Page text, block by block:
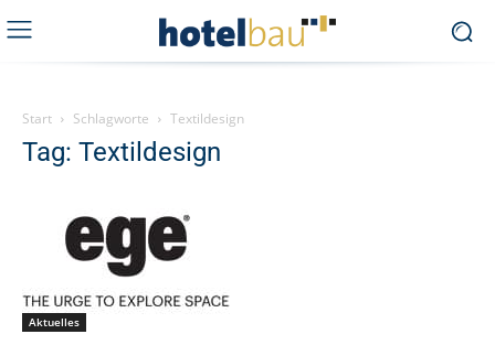
Start Schlagworte Textildesign
Tag: Textildesign
Aktuelles